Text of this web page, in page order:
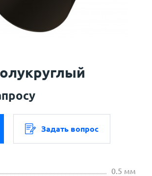
Задать вопрос
0.5 мм